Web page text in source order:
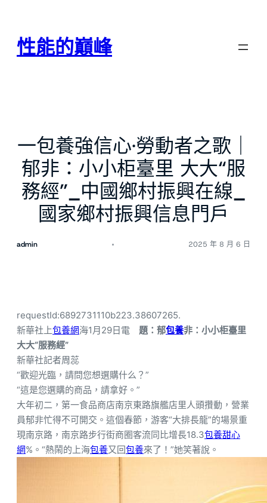
性能的巔峰
一包養強信心·勞動者之歌｜
郁非：小小柜臺里 大大“服
務經”_中國鄉村振興在線_
國家鄉村振興信息門戶
admin 2025 年 8 月 6 日
requestId:6892731110b223.38607265.
新華社上包養網海1月29日電 題：郁包養非：小小柜臺里
大大“服務經”
新華社記者周蕊
“歡迎光臨，請問您想選購什么？”
“這是您選購的商品，請拿好。”
大年初二，第一食品商店南京東路旗艦店里人頭攢動，營業
員郁非忙得不可開交。這個春節，游客“大排長龍”的場景重
現南京路，南京路步行街商圈客流同比增長18.3包養甜心
網%。“熱鬧的上海包養又回包養來了！”她笑著說。